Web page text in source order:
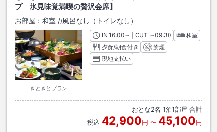
プ 氷見味覚満喫の贅沢会席】
お部屋： 和室 //風呂なし（トイレなし）
きときとプラン
INチェックイン
16:00 ～ | OUT チェックアウト
～09:30
和室
夕食/朝食付き
禁煙
現地支払い
おとな2名 1泊1部屋 合計
税込 42,900円 〜 45,100円